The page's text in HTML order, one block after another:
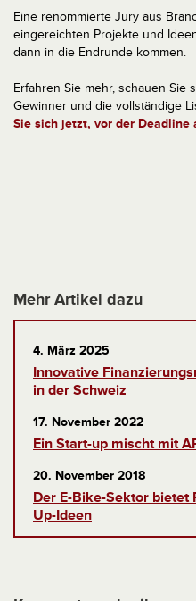
Eine renommierte Jury aus
eingereichten Projekte und
dann in die Endrunde kommen.
Erfahren Sie mehr, schauen Sie
Gewinner und die vollständige
Sie sich jetzt, vor der Deadline
Mehr Artikel dazu
4. März 2025
Innovative
in der Schweiz
17. November 2022
Ein Start-up mischt mit
20. November 2018
Der E-Bike-Sektor bietet
Up-Ideen